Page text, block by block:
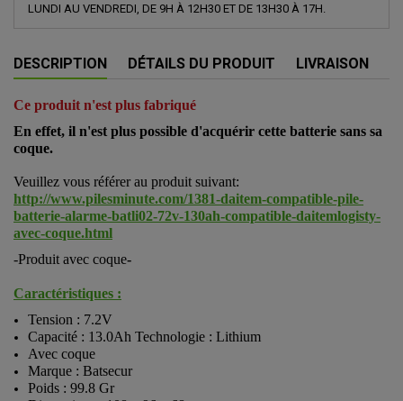
LUNDI AU VENDREDI, DE 9H À 12H30 ET DE 13H30 À 17H.
DESCRIPTION DÉTAILS DU PRODUIT LIVRAISON
Ce produit n'est plus fabriqué
En effet, il n'est plus possible d'acquérir cette batterie sans sa
coque.
Veuillez vous référer au produit suivant:
http://www.pilesminute.com/1381-daitem-compatible-pile-
batterie-alarme-batli02-72v-130ah-compatible-daitemlogisty-
avec-coque.html
-Produit avec coque-
Caractéristiques :
Tension : 7.2V
Capacité : 13.0Ah Technologie : Lithium
Avec coque
Marque : Batsecur
Poids : 99.8 Gr